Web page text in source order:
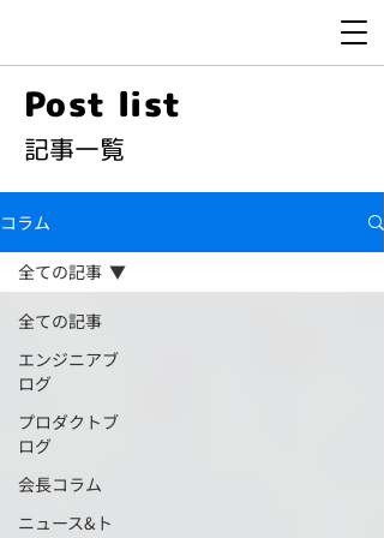
Post list
​記事一覧
コラム
全ての記事
エンジニアブ
ログ
プロダクトブ
ログ
会長コラム
ニュース&ト
全ての記事